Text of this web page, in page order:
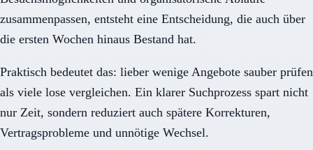
zusammenpassen, entsteht eine Entscheidung, die auch über
die ersten Wochen hinaus Bestand hat.
Praktisch bedeutet das: lieber wenige Angebote sauber prüfen
als viele lose vergleichen. Ein klarer Suchprozess spart nicht
nur Zeit, sondern reduziert auch spätere Korrekturen,
Vertragsprobleme und unnötige Wechsel.